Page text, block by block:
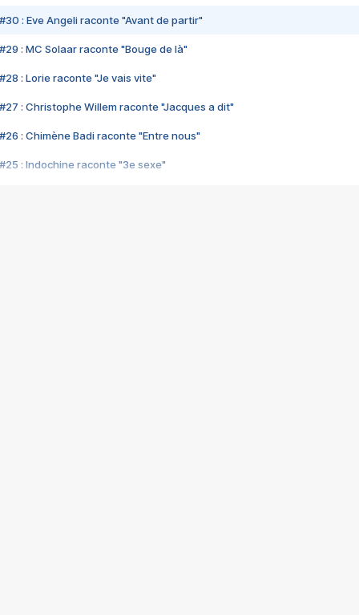
#30 : Eve Angeli raconte "Avant de partir"
#29 : MC Solaar raconte "Bouge de là"
#28 : Lorie raconte "Je vais vite"
#27 : Christophe Willem raconte "Jacques a dit"
#26 : Chimène Badi raconte "Entre nous"
#25 : Indochine raconte "3e sexe"